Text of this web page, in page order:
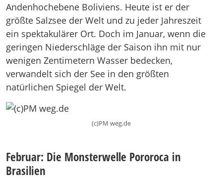
Andenhochebene Boliviens. Heute ist er der
größte Salzsee der Welt und zu jeder Jahreszeit
ein spektakulärer Ort. Doch im Januar, wenn die
geringen Niederschläge der Saison ihn mit nur
wenigen Zentimetern Wasser bedecken,
verwandelt sich der See in den größten
natürlichen Spiegel der Welt.
(c)PM weg.de
Februar: Die Monsterwelle Pororoca in
Brasilien